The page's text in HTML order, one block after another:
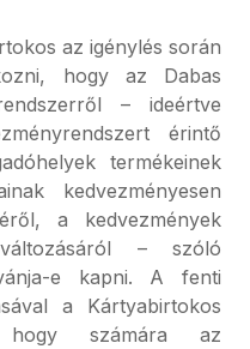
az igénylés során
hogy az Dabas
– ideértve
érintő
termékeinek
kedvezményesen
a kedvezmények
– szóló
e kapni. A fenti
a Kártyabirtokos
hogy számára az